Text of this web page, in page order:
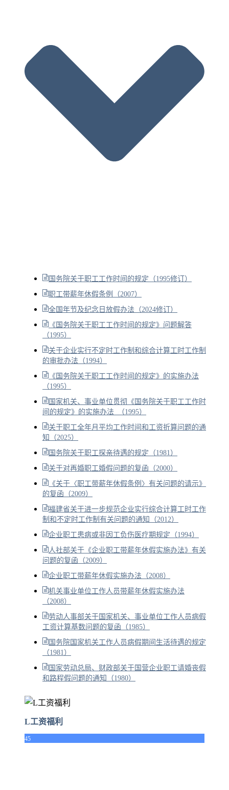
国务院关于职工工作时间的规定（1995修订）
职工带薪年休假条例（2007）
全国年节及纪念日放假办法（2024修订）
《国务院关于职工工作时间的规定》问题解答
（1995）
关于企业实行不定时工作制和综合计算工时工作制
的审批办法（1994）
《国务院关于职工工作时间的规定》的实施办法
（1995）
国家机关、事业单位贯彻《国务院关于职工工作时
间的规定》的实施办法 （1995）
关于职工全年月平均工作时间和工资折算问题的通
知（2025）
国务院关于职工探亲待遇的规定（1981）
关于对再婚职工婚假问题的复函（2000）
《关于〈职工带薪年休假条例〉有关问题的请示》
的复函（2009）
福建省关于进一步规范企业实行综合计算工时工作
制和不定时工作制有关问题的通知（2012）
企业职工患病或非因工负伤医疗期规定（1994）
人社部关于《企业职工带薪年休假实施办法》有关
问题的复函（2009）
企业职工带薪年休假实施办法（2008）
机关事业单位工作人员带薪年休假实施办法
（2008）
劳动人事部关于国家机关、事业单位工作人员病假
工资计算基数问题的复函（1985）
国务院国家机关工作人员病假期间生活待遇的规定
（1981）
国家劳动总局、财政部关于国营企业职工请婚丧假
和路程假问题的通知（1980）
L工资福利
45